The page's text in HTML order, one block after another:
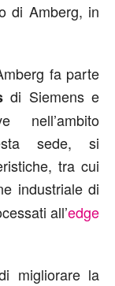
di Amberg, in
fa parte
di Siemens e
nell’ambito
sede, si
tra cui
industriale di
all’edge
migliorare la